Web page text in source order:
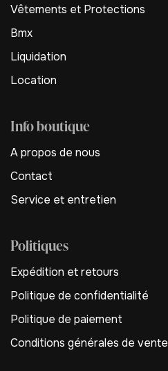
Vêtements et Protections
Bmx
Liquidation
Location
Info boutique
A propos de nous
Contact
Service et entretien
Politiques
Expédition et retours
Politique de confidentialité
Politique de paiement
Conditions générales de vente